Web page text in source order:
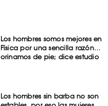
Los hombres somos mejores en
Física por una sencilla razón…
orinamos de pie; dice estudio
Los hombres sin barba no son